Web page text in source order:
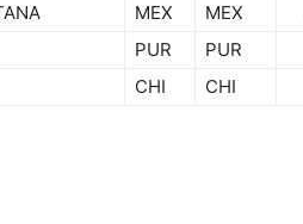
MEX MEX
PUR PUR
CHI CHI